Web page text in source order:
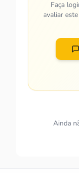
Faça
avaliar
Ainda